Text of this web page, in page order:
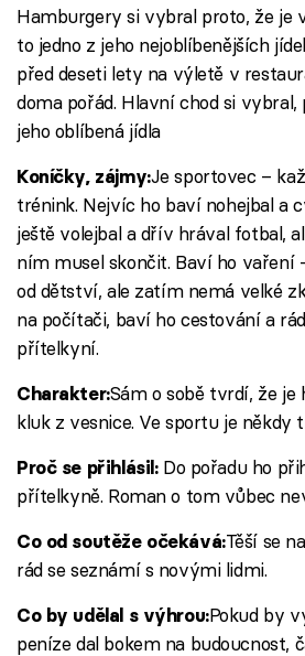
Přihlášení
Sledujte nás
Hamburgery si vybral proto, že je
to jedno z jeho nejoblíbenějších
před deseti lety na výletě v
doma pořád. Hlavní chod si
jeho oblíbená jídla
Koníčky, zájmy:Je sportovec –
trénink. Nejvíc ho baví nohejbal a
ještě volejbal a dřív hrával fotbal,
ním musel skončit. Baví ho vaření
od dětství, ale zatím nemá velké
na počítači, baví ho cestování a
přítelkyní.
Charakter:Sám o sobě tvrdí, že
kluk z vesnice. Ve sportu je někdy
Proč se přihlásil:Do pořadu ho
přítelkyně. Roman o tom vůbec
Co od soutěže očekává:Těší se
rád se seznámí s novými lidmi.
Co by udělal s výhrou:Pokud by
peníze dal bokem na budoucnost,